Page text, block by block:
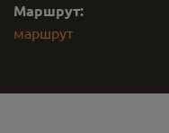
Маршрут:
маршрут